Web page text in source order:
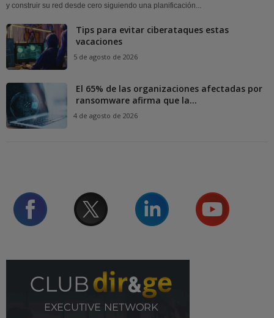
y construir su red desde cero siguiendo una planificación...
Tips para evitar ciberataques estas
vacaciones
5 de agosto de 2026
El 65% de las organizaciones afectadas por
ransomware afirma que la...
4 de agosto de 2026